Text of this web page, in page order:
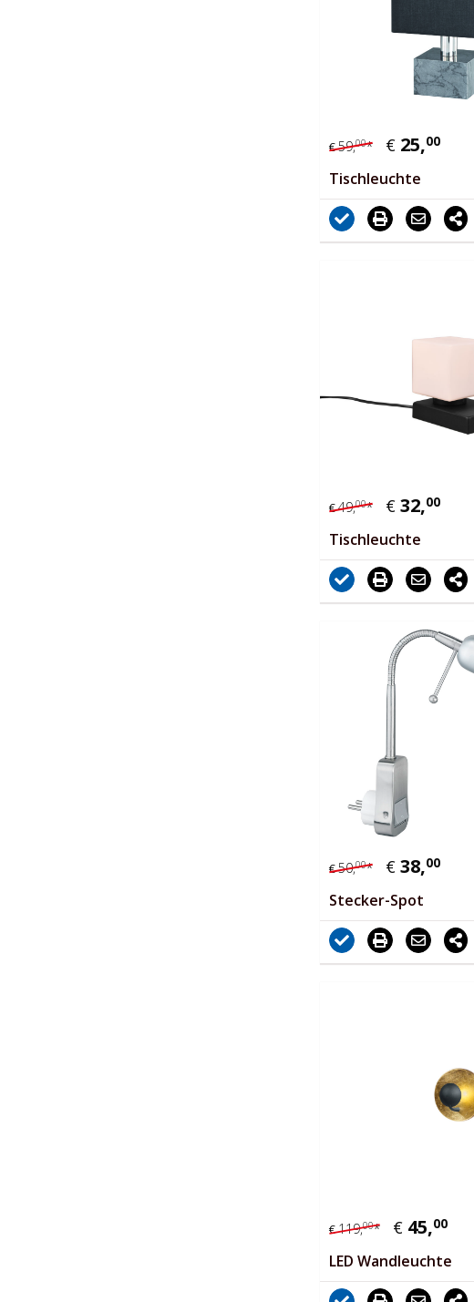
€59,00* € 25,00
Tischleuchte
€49,00* € 32,00
Tischleuchte
€50,00* € 38,00
Stecker-Spot
€119,00* € 45,00
LED Wandleuchte